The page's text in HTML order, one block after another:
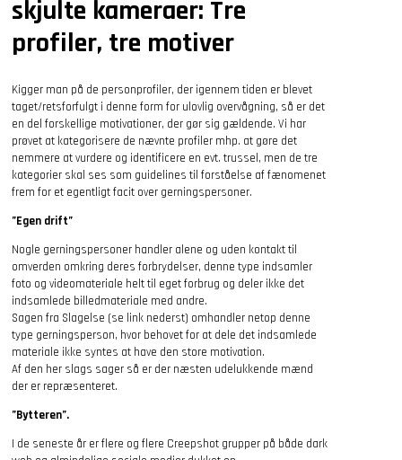
skjulte kameraer: Tre
profiler, tre motiver
Kigger man på de personprofiler, der igennem tiden er blevet
taget/retsforfulgt i denne form for ulovlig overvågning, så er det
en del forskellige motivationer, der gør sig gældende. Vi har
prøvet at kategorisere de nævnte profiler mhp. at gøre det
nemmere at vurdere og identificere en evt. trussel, men de tre
kategorier skal ses som guidelines til forståelse af fænomenet
frem for et egentligt facit over gerningspersoner.
”Egen drift”
Nogle gerningspersoner handler alene og uden kontakt til
omverden omkring deres forbrydelser, denne type indsamler
foto og videomateriale helt til eget forbrug og deler ikke det
indsamlede billedmateriale med andre.
Sagen fra Slagelse (se link nederst) omhandler netop denne
type gerningsperson, hvor behovet for at dele det indsamlede
materiale ikke syntes at have den store motivation.
Af den her slags sager så er der næsten udelukkende mænd
der er repræsenteret.
”Bytteren”.
I de seneste år er flere og flere Creepshot grupper på både dark